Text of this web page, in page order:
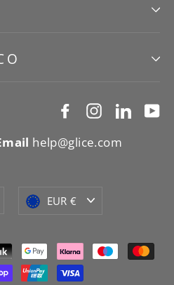
FacebookInstagram
help@glice.com
Moneda
EUR €